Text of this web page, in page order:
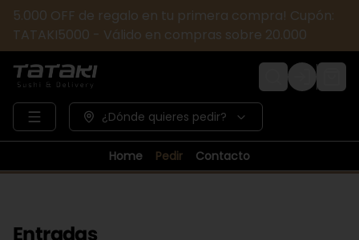
5.000 OFF de regalo en tu primera compra! Cupón:
TATAKI5000 - Válido en compras sobre 20.000
Login
¿Dónde quieres pedir?
Home Pedir Contacto
Entradas